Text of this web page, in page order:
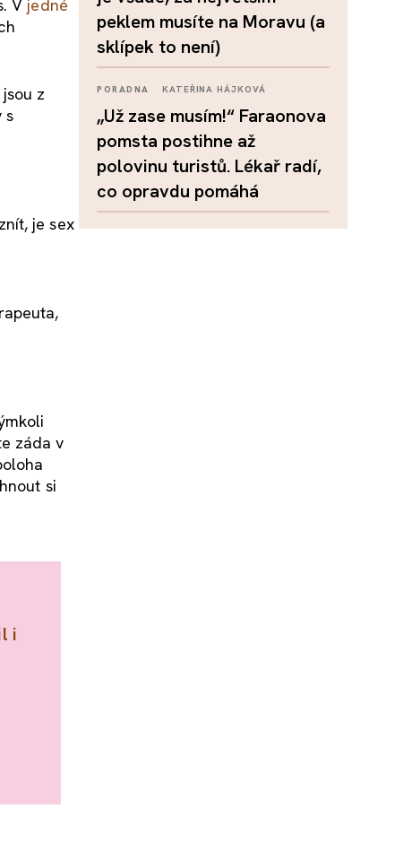
V jedné
z
s
je sex
záda v
si
i
peklem musíte na Moravu (a
sklípek to není)
PORADNA KATEŘINA HÁJKOVÁ
„Už zase musím!“ Faraonova
pomsta postihne až
polovinu turistů. Lékař radí,
co opravdu pomáhá